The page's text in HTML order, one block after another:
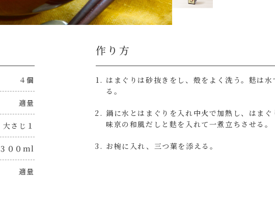
４個
適量
大さじ１
３００ml
適量
作り方
はまぐりは砂抜きをし、殻をよく洗う。麩は
る。
鍋に水とはまぐりを入れ中火で加熱し、はま
味京の和風だしと麩を入れて一煮立ちさせる。
お椀に入れ、三つ葉を添える。